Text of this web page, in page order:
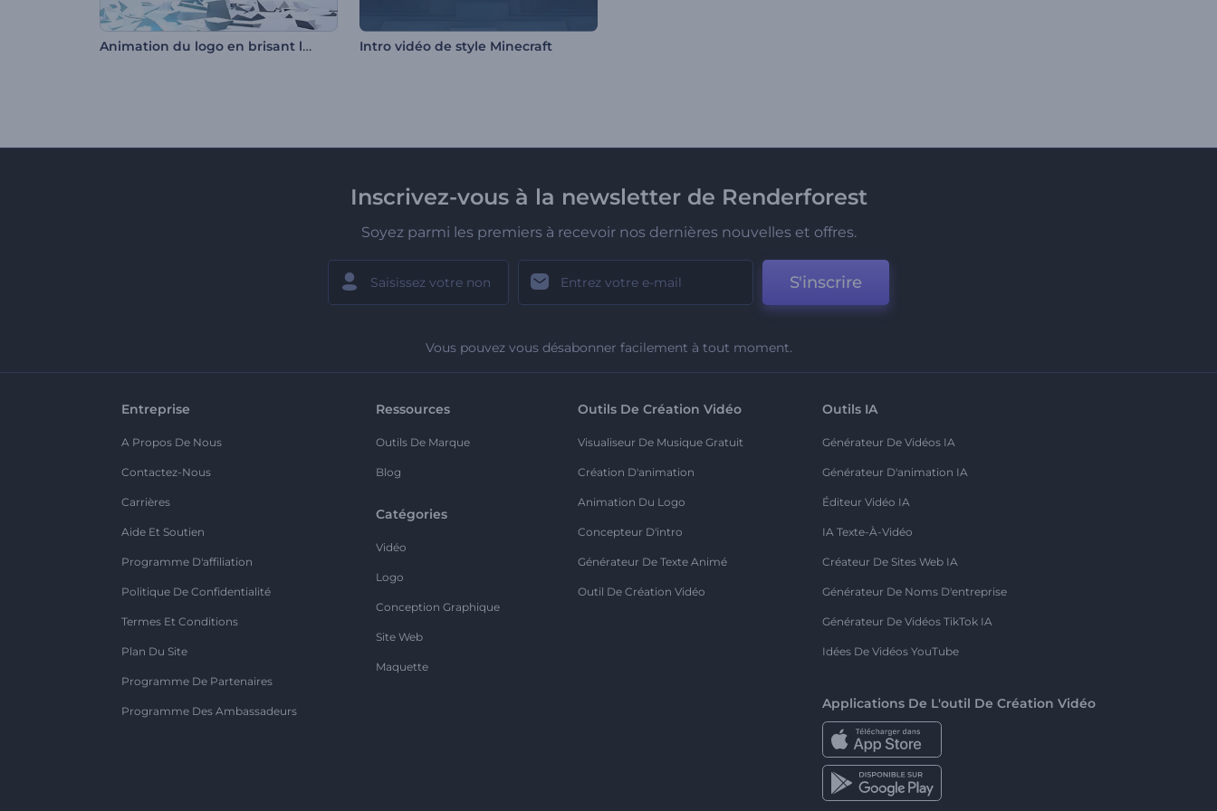
Animation du logo en brisant le sol Intro vidéo de style Minecraft
Inscrivez-vous à la newsletter de Renderforest
Soyez parmi les premiers à recevoir nos dernières nouvelles et offres.
S'inscrire
Vous pouvez vous désabonner facilement à tout moment.
Entreprise
A Propos De Nous
Contactez-Nous
Carrières
Aide Et Soutien
Programme D'affiliation
Politique De Confidentialité
Termes Et Conditions
Plan Du Site
Programme De Partenaires
Programme Des Ambassadeurs
Ressources
Outils De Marque
Blog
Catégories
Vidéo
Logo
Conception Graphique
Site Web
Maquette
Outils De Création Vidéo
Visualiseur De Musique Gratuit
Création D'animation
Animation Du Logo
Concepteur D'intro
Générateur De Texte Animé
Outil De Création Vidéo
Outils IA
Générateur De Vidéos IA
Générateur D'animation IA
Éditeur Vidéo IA
IA Texte-À-Vidéo
Créateur De Sites Web IA
Générateur De Noms D'entreprise
Générateur De Vidéos TikTok IA
Idées De Vidéos YouTube
Applications De L'outil De Création Vidéo